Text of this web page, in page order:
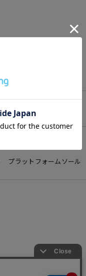
プラットフォームソール